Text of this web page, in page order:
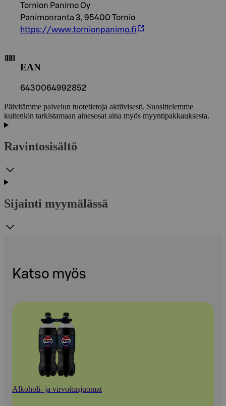
Tornion Panimo Oy
Panimonranta 3, 95400 Tornio
https://www.tornionpanimo.fi
EAN
6430064992852
Päivitämme palvelun tuotetietoja aktiivisesti. Suosittelemme
kuitenkin tarkistamaan ainesosat aina myös myyntipakkauksesta.
Ravintosisältö
Sijainti myymälässä
Katso myös
Alkoholi- ja virvoitusjuomat